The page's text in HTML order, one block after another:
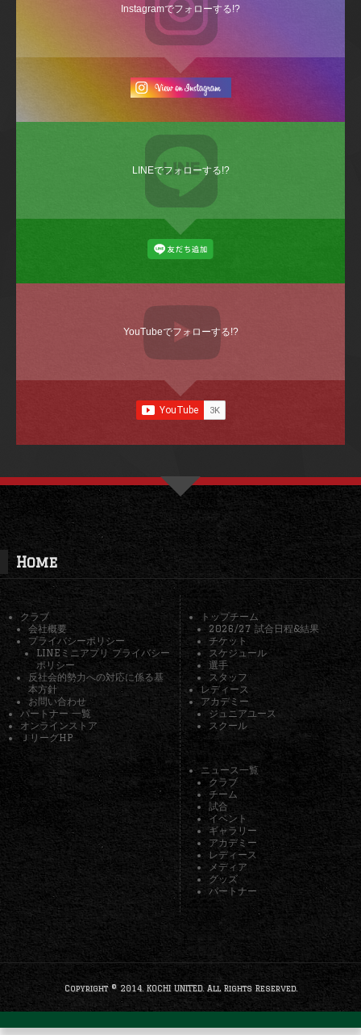
Instagramでフォローする!?
LINEでフォローする!?
YouTubeでフォローする!?
Home
クラブ
会社概要
プライバシーポリシー
LINEミニアプリ プライバシー
ポリシー
反社会的勢力への対応に係る基
本方針
お問い合わせ
パートナー 一覧
オンラインストア
ＪリーグHP
トップチーム
2026/27 試合日程&結果
チケット
スケジュール
選手
スタッフ
レディース
アカデミー
ジュニアユース
スクール
ニュース一覧
クラブ
チーム
試合
イベント
ギャラリー
アカデミー
レディース
メディア
グッズ
パートナー
Copyright © 2014. KOCHI UNITED. All Rights Reserved.